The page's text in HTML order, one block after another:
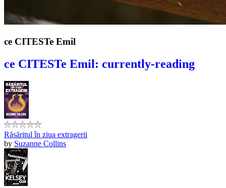
ce CITESTe Emil
ce CITESTe Emil: currently-reading
Răsăritul în ziua extragerii
by Suzanne Collins